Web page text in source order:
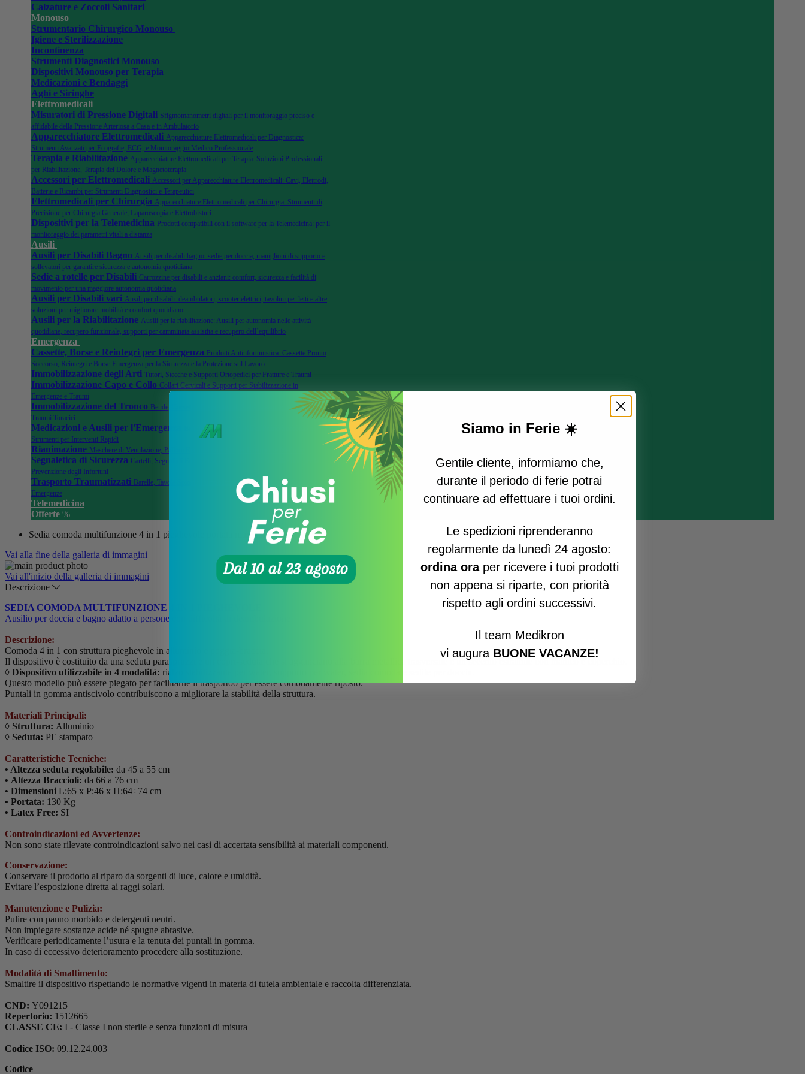
Calzature e Zoccoli Sanitari
Monouso
Strumentario Chirurgico Monouso
Igiene e Sterilizzazione
Incontinenza
Strumenti Diagnostici Monouso
Dispositivi Monouso per Terapia
Medicazioni e Bendaggi
Aghi e Siringhe
Elettromedicali
Misuratori di Pressione Digitali Sfigmomanometri digitali per il monitoraggio preciso e
affidabile della Pressione Arteriosa a Casa e in Ambulatorio
Apparecchiatore Elettromedicali Apparecchiature Elettromedicali per Diagnostica:
Strumenti Avanzati per Ecografie, ECG, e Monitoraggio Medico Professionale
Terapia e Riabilitazione Apparecchiature Elettromedicali per Terapia: Soluzioni Professionali
per Riabilitazione, Terapia del Dolore e Magnetoterapia
Accessori per Elettromedicali Accessori per Apparecchiature Elettromedicali: Cavi, Elettrodi,
Batterie e Ricambi per Strumenti Diagnostici e Terapeutici
Elettromedicali per Chirurgia Apparecchiature Elettromedicali per Chirurgia: Strumenti di
Precisione per Chirurgia Generale, Laparoscopia e Elettrobisturi
Dispositivi per la Telemedicina Prodotti compatibili con il software per la Telemedicina: per il
monitoraggio dei parametri vitali a distanza
Ausili
Ausili per Disabili Bagno Ausili per disabili bagno: sedie per doccia, maniglioni di supporto e
sollevatori per garantire sicurezza e autonomia quotidiana
Sedie a rotelle per Disabili Carrozzine per disabili e anziani: comfort, sicurezza e facilità di
movimento per una maggiore autonomia quotidiana
Ausili per Disabili vari Ausili per disabili: deambulatori, scooter elettrici, tavolini per letti e altre
soluzioni per migliorare mobilità e comfort quotidiano
Ausili per la Riabilitazione Ausili per la riabilitazione: Ausili per autonomia nelle attività
quotidiane, recupero funzionale, supporti per camminata assistita e recupero dell’equilibrio
Emergenza
Cassette, Borse e Reintegri per Emergenza Prodotti Antinfortunistica: Cassette Pronto
Soccorso, Reintegri e Borse Emergenza per la Sicurezza e la Protezione sul Lavoro
Immobilizzazione degli Arti Tutori, Stecche e Supporti Ortopedici per Fratture e Traumi
Immobilizzazione Capo e Collo Collari Cervicali e Supporti per Stabilizzazione in
Emergenze e Traumi
Immobilizzazione del Tronco Bende, Corsetti e Dispositivi di Stabilizzazione per Fratture e
Traumi Toracici
Medicazioni e Ausili per l'Emergenza
Bende, Garze Sterili, Kit di Primo Soccorso e
Strumenti per Interventi Rapidi
Rianimazione Maschere di Ventilazione, Palloni Rianimatori e Kit per Emergenze Mediche
Segnaletica di Sicurezza Cartelli, Segnali di Emergenza, e Dispositivi di Segnalazione per la
Prevenzione degli Infortuni
Trasporto Traumatizzati Barelle, Tavole Spinali, Immobilizzatori e Accessori per Soccorso e
Emergenze
Telemedicina
Offerte %
Sedia comoda multifunzione 4 in 1 pieghevole portata max 130kg
Vai alla fine della galleria di immagini
Vai all'inizio della galleria di immagini
Descrizione
SEDIA COMODA MULTIFUNZIONE 4 IN 1 PIEGHEVOLE
Ausilio per doccia e bagno adatto a persone con difficoltà di deambulazione
Descrizione:
Comoda 4 in 1 con struttura pieghevole in alluminio e poggia-braccia.
Il dispositivo è costituito da una seduta paraspruzzi e un copri-seduta che si agganciano alla barra metallica trasversale e un secchio estraibile con manico e coperchio.
◊ Dispositivo utilizzabile in 4 modalità: rialzo stabilizzante per water, supporto per water, sedia comoda e sedile per doccia.
Questo modello può essere piegato per facilitarne il trasportoo per essere comodamente riposto.
Puntali in gomma antiscivolo contribuiscono a migliorare la stabilità della struttura.
Materiali Principali:
◊ Struttura: Alluminio
◊ Seduta: PE stampato
Caratteristiche Tecniche:
• Altezza seduta regolabile: da 45 a 55 cm
• Altezza Braccioli: da 66 a 76 cm
• Dimensioni L:65 x P:46 x H:64÷74 cm
• Portata: 130 Kg
• Latex Free: SI
Controindicazioni ed Avvertenze:
Non sono state rilevate controindicazioni salvo nei casi di accertata sensibilità ai materiali componenti.
Conservazione:
Conservare il prodotto al riparo da sorgenti di luce, calore e umidità.
Evitare l’esposizione diretta ai raggi solari.
Manutenzione e Pulizia:
Pulire con panno morbido e detergenti neutri.
Non impiegare sostanze acide né spugne abrasive.
Verificare periodicamente l’usura e la tenuta dei puntali in gomma.
In caso di eccessivo deterioramento procedere alla sostituzione.
Modalità di Smaltimento:
Smaltire il dispositivo rispettando le normative vigenti in materia di tutela ambientale e raccolta differenziata.
CND: Y091215
Repertorio: 1512665
CLASSE CE: I - Classe I non sterile e senza funzioni di misura
Codice ISO: 09.12.24.003
Codice
Siamo in Ferie ☀️
Gentile cliente, informiamo che,
durante il periodo di ferie potrai
continuare ad effettuare i tuoi ordini.
Le spedizioni riprenderanno
regolarmente da lunedì 24 agosto:
ordina ora per ricevere i tuoi prodotti
non appena si riparte, con priorità
rispetto agli ordini successivi.
Il team Medikron
vi augura BUONE VACANZE!